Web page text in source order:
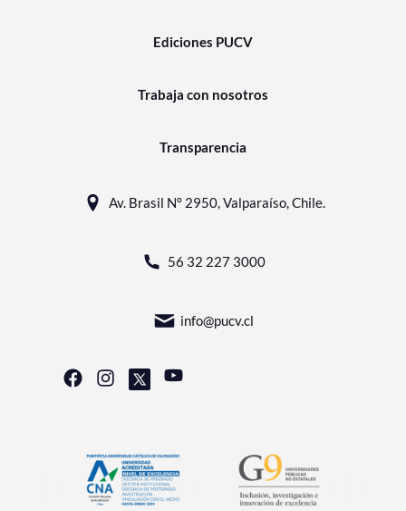
Ediciones PUCV
Trabaja con nosotros
Transparencia
Av. Brasil N° 2950, Valparaíso, Chile.
56 32 227 3000
info@pucv.cl